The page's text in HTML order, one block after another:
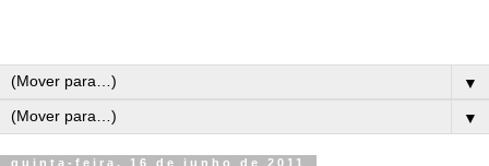
▼
▼
quinta-feira, 16 de junho de 2011